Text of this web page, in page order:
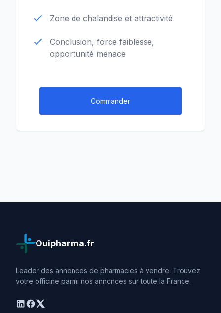
Zone de chalandise et attractivité
Conclusion, force faiblesse,
opportunité menace
Commander
Ouipharma.fr
Leader des annonces de pharmacies à vendre. Trouvez
votre officine parmi nos annonces sur toute la France.
linkedin
facebook
twitter